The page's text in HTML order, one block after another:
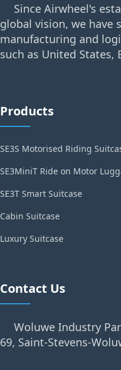
Since Airwheel's
global vision, we have
manufacturing and
such as United States,
Products
SE3S Motorised Riding
SE3MiniT Ride on Motor
SE3T Smart Suitcase
Cabin Suitcase
Luxury Suitcase
Contact Us
Woluwe Industry
69, Saint-Stevens-